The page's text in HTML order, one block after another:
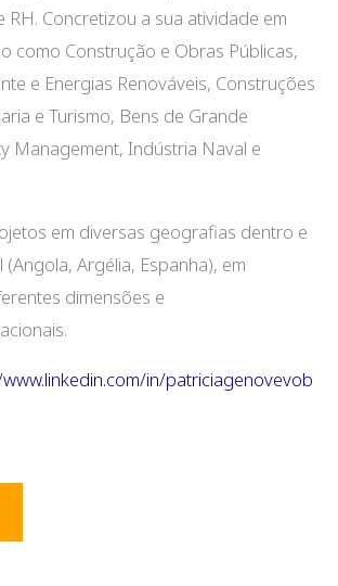
RH. Concretizou a sua atividade em
como Construção e Obras Públicas,
e Energias Renováveis, Construções
e Turismo, Bens de Grande
Management, Indústria Naval e
em diversas geografias dentro e
Argélia, Espanha), em
dimensões e
in/patriciagenovevob